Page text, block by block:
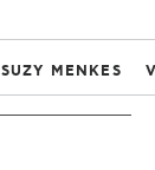
SUZY MENKES